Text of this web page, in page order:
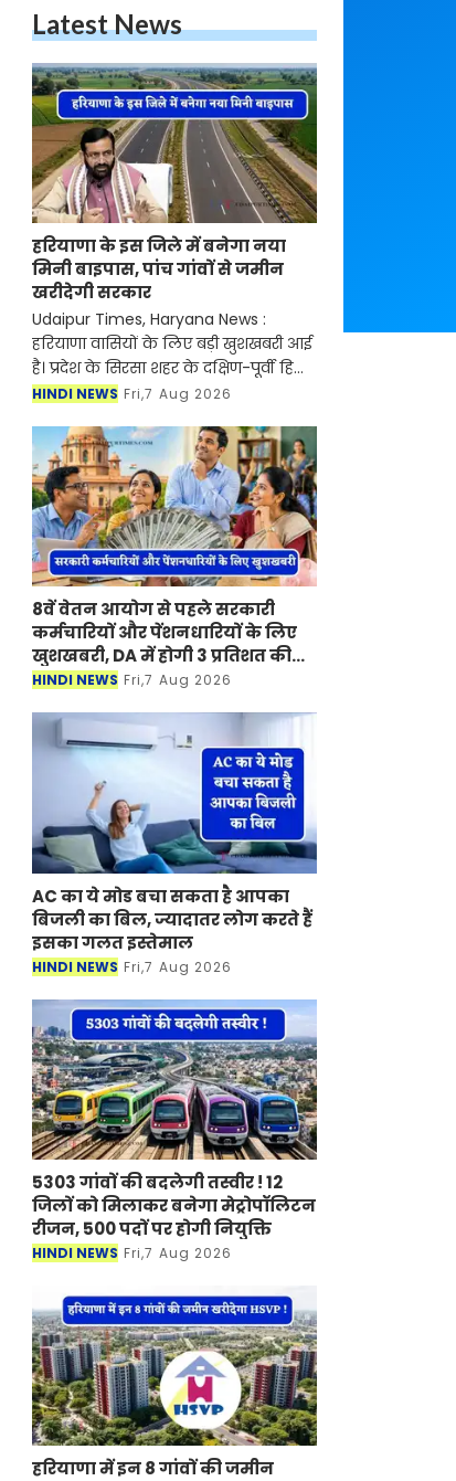
Latest News
हरियाणा के इस जिले में बनेगा नया
मिनी बाइपास, पांच गांवों से जमीन
खरीदेगी सरकार
Udaipur Times, Haryana News :
हरियाणा वासियों के लिए बड़ी खुशखबरी आई
है। प्रदेश के सिरसा शहर के दक्षिण-पूर्वी हिस्से
में प्रस्तावित मिनी बाइपास को लेकर करीब
पहिया तेजी से
HINDI NEWS Fri,7 Aug 2026
8वें वेतन आयोग से पहले सरकारी
कर्मचारियों और पेंशनधारियों के लिए
खुशखबरी, DA में होगी 3 प्रतिशत की
बढ़ोतरी ?
HINDI NEWS Fri,7 Aug 2026
AC का ये मोड बचा सकता है आपका
बिजली का बिल, ज्यादातर लोग करते हैं
इसका गलत इस्तेमाल
HINDI NEWS Fri,7 Aug 2026
5303 गांवों की बदलेगी तस्वीर ! 12
जिलों को मिलाकर बनेगा मेट्रोपॉलिटन
रीजन, 500 पदों पर होगी नियुक्ति
HINDI NEWS Fri,7 Aug 2026
हरियाणा में इन 8 गांवों की जमीन